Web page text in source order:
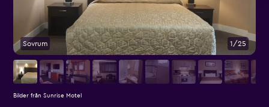
Sovrum 1/25
Bilder från Sunrise Motel